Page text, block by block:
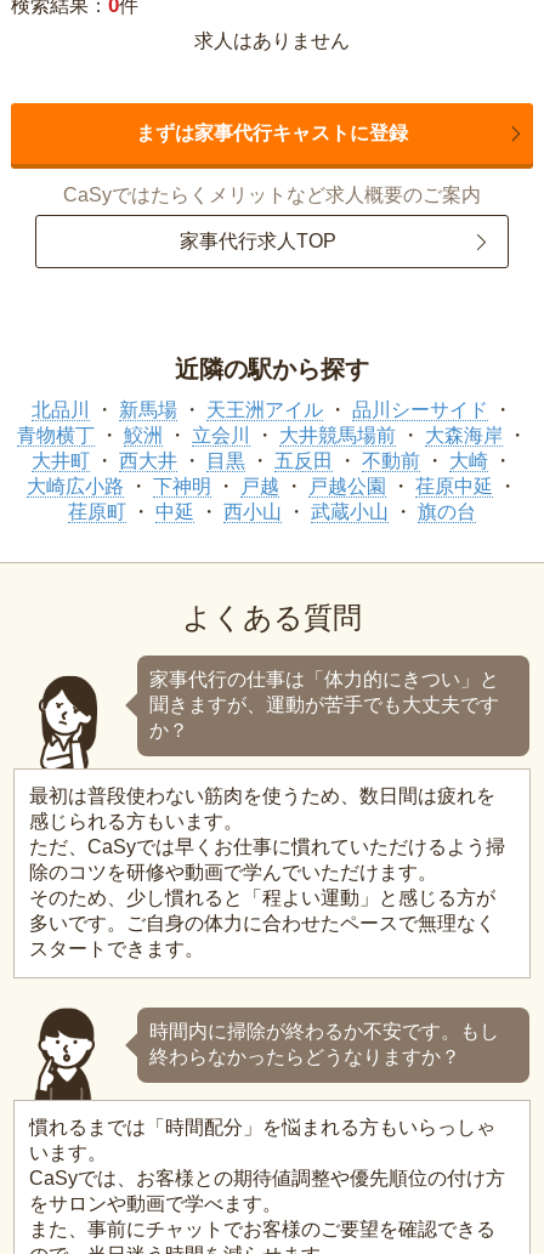
検索結果：
件
求人はありません
まずは家事代行キャストに登録
CaSyではたらくメリットなど求人概要のご案内
家事代行求人TOP
近隣の駅から探す
北品川 新馬場 天王洲アイル
品川シーサイド
青物横丁
鮫洲 立会川 大井競馬場前
大森海岸
大井町
西大井 目黒 五反田 不動前
大崎
大崎広小路
下神明 戸越 戸越公園
荏原中延
荏原町
中延 西小山 武蔵小山 旗の台
よくある質問
家事代行の仕事は「体力的にきつい」と
聞きますが、運動が苦手でも大丈夫です
か？
最初は普段使わない筋肉を使うため、数日間は疲れを
感じられる方もいます。
ただ、CaSyでは早くお仕事に慣れていただけるよう掃
除のコツを研修や動画で学んでいただけます。
そのため、少し慣れると「程よい運動」と感じる方が
多いです。ご自身の体力に合わせたペースで無理なく
スタートできます。
時間内に掃除が終わるか不安です。もし
終わらなかったらどうなりますか？
慣れるまでは「時間配分」を悩まれる方もいらっしゃ
います。
CaSyでは、お客様との期待値調整や優先順位の付け方
をサロンや動画で学べます。
また、事前にチャットでお客様のご要望を確認できる